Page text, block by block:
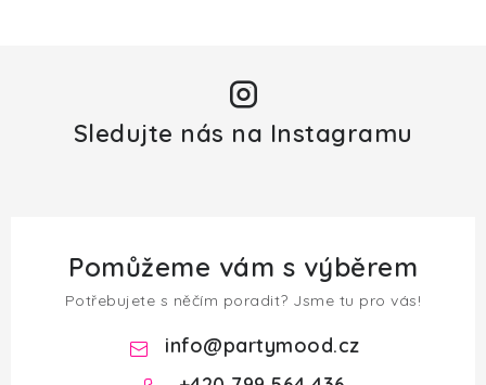
Sledujte nás na Instagramu
Pomůžeme vám s výběrem
Potřebujete s něčím poradit? Jsme tu pro vás!
info@partymood.cz